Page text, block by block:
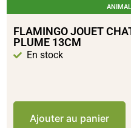
FLAMINGO JOUET
PLUME 13CM
En stock
Ajouter au panier